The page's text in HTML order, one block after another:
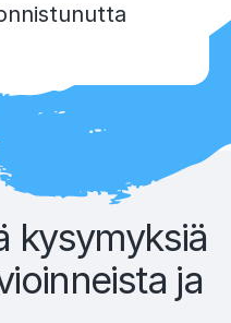
kysymyksiä
ja